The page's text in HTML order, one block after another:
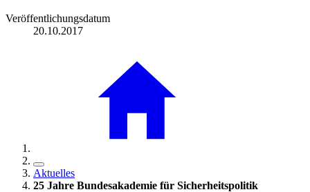
Veröffentlichungsdatum
20.10.2017
Aktuelles
25 Jahre Bundesakademie für Sicherheitspolitik